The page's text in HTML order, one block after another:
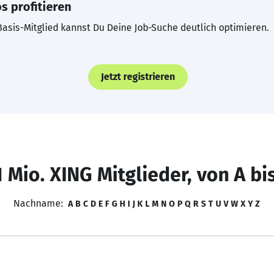
profitieren
Mitglied kannst Du Deine Job-Suche deutlich optimieren.
Jetzt registrieren
Mio. XING Mitglieder, von A
Nachname: A B C D E F G H I J K L M N O P Q R S T U V W X Y Z